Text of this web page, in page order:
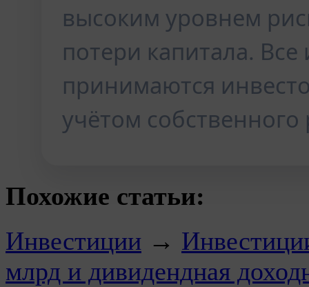
высоким уровнем
потери капитала.
принимаются
учётом
Похожие статьи:
Инвестиции →
млрд и дивидендная